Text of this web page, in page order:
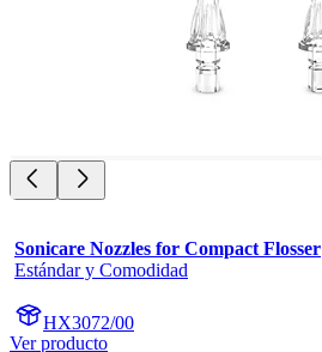
Sonicare Nozzles for Compact Flosser
Estándar y Comodidad
HX3072/00
Ver producto